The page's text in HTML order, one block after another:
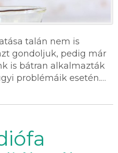
talán nem is
gondoljuk, pedig már
is bátran alkalmazták
problémáik esetén.…